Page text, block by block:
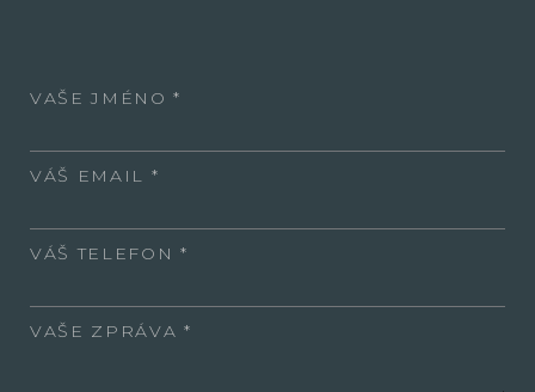
VAŠE JMÉNO
VÁŠ EMAIL
VÁŠ TELEFON
VAŠE ZPRÁVA